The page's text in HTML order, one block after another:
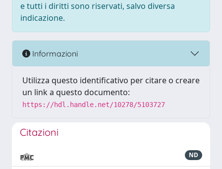
e tutti i diritti sono riservati, salvo diversa
indicazione.
Informazioni
Utilizza questo identificativo per citare o creare
un link a questo documento:
https://hdl.handle.net/10278/5103727
Citazioni
ND